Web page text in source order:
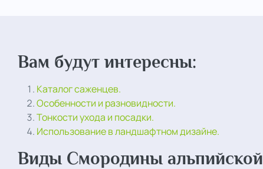
Вам будут интересны:
Каталог саженцев.
Особенности и разновидности.
Тонкости ухода и посадки.
Использование в ландшафтном дизайне.
Виды Смородины альпийской